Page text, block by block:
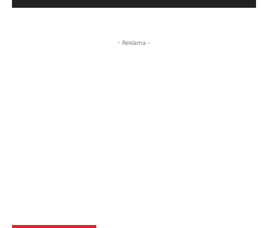
- Reklama -